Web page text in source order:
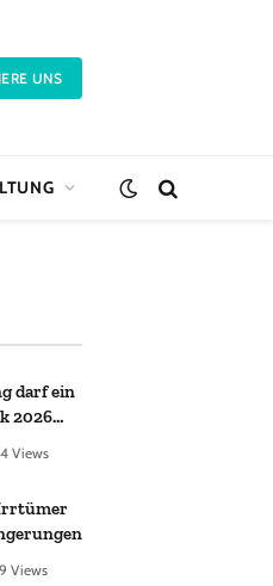
UNS
darf ein
2026
Views
Views